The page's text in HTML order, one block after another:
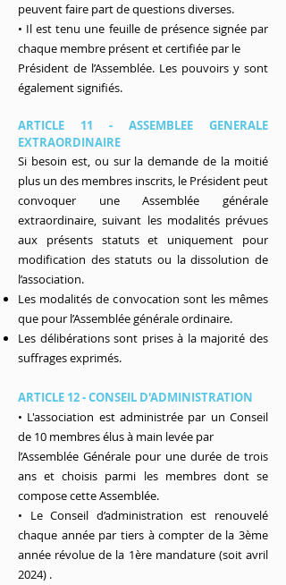
peuvent faire part de questions diverses.
• Il est tenu une feuille de présence signée par
chaque membre présent et certifiée par le
Président de l’Assemblée. Les pouvoirs y sont
également signifiés.
ARTICLE 11 - ASSEMBLEE GENERALE
EXTRAORDINAIRE
Si besoin est, ou sur la demande de la moitié
plus un des membres inscrits, le Président peut
convoquer une Assemblée générale
extraordinaire, suivant les modalités prévues
aux présents statuts et uniquement pour
modification des statuts ou la dissolution de
l’association.
Les modalités de convocation sont les mêmes
que pour l’Assemblée générale ordinaire.
Les délibérations sont prises à la majorité des
suffrages exprimés.
ARTICLE 12 - CONSEIL D'ADMINISTRATION
• L'association est administrée par un Conseil
de 10 membres élus à main levée par
l’Assemblée Générale pour une durée de trois
ans et choisis parmi les membres dont se
compose cette Assemblée.
• Le Conseil d’administration est renouvelé
chaque année par tiers à compter de la 3ème
année révolue de la 1ère mandature (soit avril
2024) .